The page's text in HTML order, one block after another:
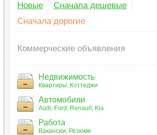
Новые
Сначала дешевые
Сначала дорогие
Коммерческие объявления
Недвижимость
Квартиры Коттеджи
Автомобили
Audi Ford Renault Kia
Работа
Вакансии Резюме